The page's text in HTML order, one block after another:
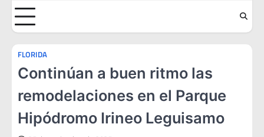
FLORIDA
Continúan a buen ritmo las
remodelaciones en el Parque
Hipódromo Irineo Leguisamo